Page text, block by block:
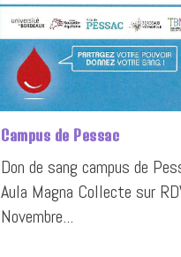
Campus de Pessac
Don de sang campus de
Aula Magna Collecte sur
Novembre...